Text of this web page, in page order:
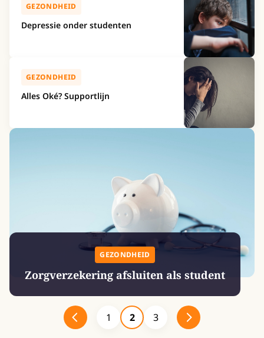
GEZONDHEID
Depressie onder studenten
GEZONDHEID
Alles Oké? Supportlijn
GEZONDHEID
Zorgverzekering afsluiten als student
1 2 3